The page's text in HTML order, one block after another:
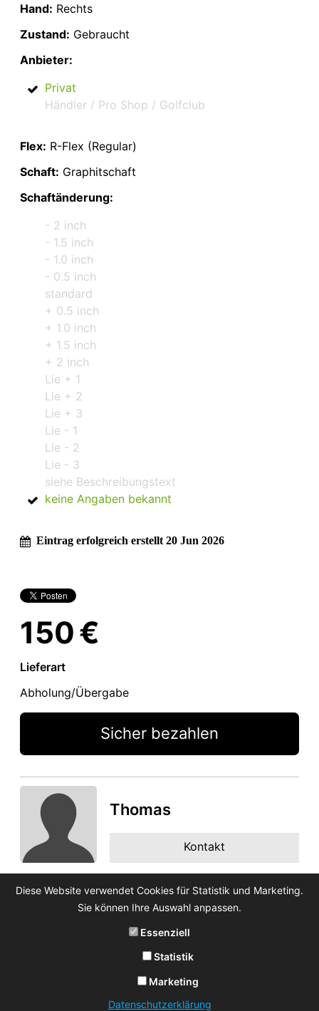
Hand: Rechts
Zustand: Gebraucht
Anbieter:
Privat
Händler / Pro Shop / Golfclub
Flex: R-Flex (Regular)
Schaft: Graphitschaft
Schaftänderung:
- 2 inch
- 1.5 inch
- 1.0 inch
- 0.5 inch
standard
+ 0.5 inch
+ 1.0 inch
+ 1.5 inch
+ 2 inch
Lie + 1
Lie + 2
Lie + 3
Lie - 1
Lie - 2
Lie - 3
siehe Beschreibungstext
keine Angaben bekannt
Eintrag erfolgreich erstellt 20 Jun 2026
150 €
Lieferart
Abholung/Übergabe
Sicher bezahlen
Thomas
Kontakt
Diese Website verwendet Cookies für Statistik und Marketing.
Sie können Ihre Auswahl anpassen.
Essenziell
Statistik
Marketing
Datenschutzerklärung